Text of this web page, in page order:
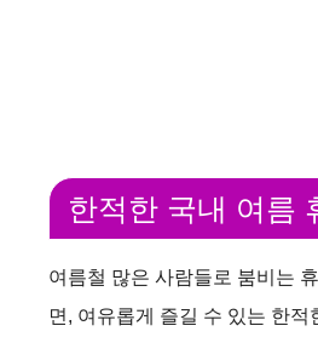
한적한 국내 여름
여름철 많은 사람들로 붐비는
면, 여유롭게 즐길 수 있는 한적